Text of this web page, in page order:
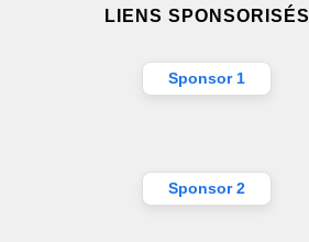
LIENS SPONSORISÉS
Sponsor 1
Sponsor 2